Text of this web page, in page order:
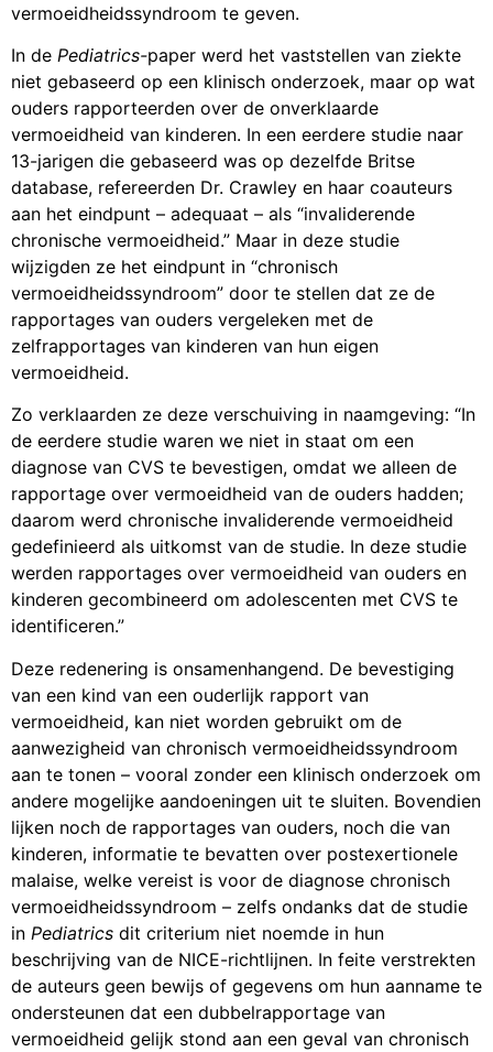
vermoeidheidssyndroom te geven.
In de Pediatrics-paper werd het vaststellen van ziekte
niet gebaseerd op een klinisch onderzoek, maar op wat
ouders rapporteerden over de onverklaarde
vermoeidheid van kinderen. In een eerdere studie naar
13-jarigen die gebaseerd was op dezelfde Britse
database, refereerden Dr. Crawley en haar coauteurs
aan het eindpunt – adequaat – als “invaliderende
chronische vermoeidheid.” Maar in deze studie
wijzigden ze het eindpunt in “chronisch
vermoeidheidssyndroom” door te stellen dat ze de
rapportages van ouders vergeleken met de
zelfrapportages van kinderen van hun eigen
vermoeidheid.
Zo verklaarden ze deze verschuiving in naamgeving: “In
de eerdere studie waren we niet in staat om een
diagnose van CVS te bevestigen, omdat we alleen de
rapportage over vermoeidheid van de ouders hadden;
daarom werd chronische invaliderende vermoeidheid
gedefinieerd als uitkomst van de studie. In deze studie
werden rapportages over vermoeidheid van ouders en
kinderen gecombineerd om adolescenten met CVS te
identificeren.”
Deze redenering is onsamenhangend. De bevestiging
van een kind van een ouderlijk rapport van
vermoeidheid, kan niet worden gebruikt om de
aanwezigheid van chronisch vermoeidheidssyndroom
aan te tonen – vooral zonder een klinisch onderzoek om
andere mogelijke aandoeningen uit te sluiten. Bovendien
lijken noch de rapportages van ouders, noch die van
kinderen, informatie te bevatten over postexertionele
malaise, welke vereist is voor de diagnose chronisch
vermoeidheidssyndroom – zelfs ondanks dat de studie
in Pediatrics dit criterium niet noemde in hun
beschrijving van de NICE-richtlijnen. In feite verstrekten
de auteurs geen bewijs of gegevens om hun aanname te
ondersteunen dat een dubbelrapportage van
vermoeidheid gelijk stond aan een geval van chronisch